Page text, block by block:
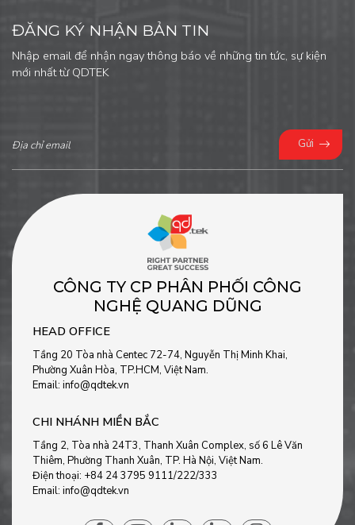
ĐĂNG KÝ NHẬN BẢN TIN
Nhập email để nhận ngay thông báo về những tin tức, sự kiện
mới nhất từ QDTEK
Gửi
CÔNG TY CP PHÂN PHỐI CÔNG
NGHỆ QUANG DŨNG
HEAD OFFICE
Tầng 20 Tòa nhà Centec 72-74, Nguyễn Thị Minh Khai,
Phường Xuân Hòa, TP.HCM, Việt Nam.
Email: info@qdtek.vn
CHI NHÁNH MIỀN BẮC
Tầng 2, Tòa nhà 24T3, Thanh Xuân Complex, số 6 Lê Văn
Thiêm, Phường Thanh Xuân, TP. Hà Nội, Việt Nam.
Điện thoại: +84 24 3795 9111/222/333
Email: info@qdtek.vn